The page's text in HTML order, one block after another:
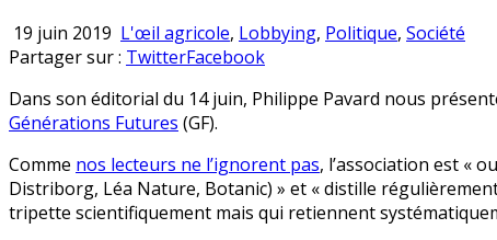
19 juin 2019 Publié
en
L'œil agricole, Lobbying, Politique, Société
Partager sur : TwitterFacebook
Dans son éditorial du 14 juin, Philippe Pavard nous
Générations Futures (GF).
Comme nos lecteurs ne l’ignorent pas, l’association est «
Distriborg, Léa Nature, Botanic) » et « distille
tripette scientifiquement mais qui retiennent